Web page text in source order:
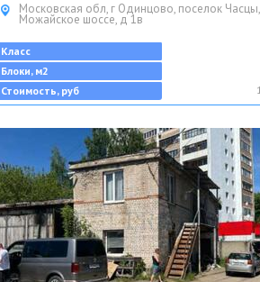
Московская обл, г Одинцово, поселок Часцы,
Можайское шоссе, д 1в
Класс
Блоки, м2
Стоимость, руб